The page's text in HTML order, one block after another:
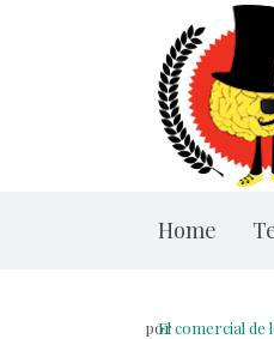
Home
por
El comercial de